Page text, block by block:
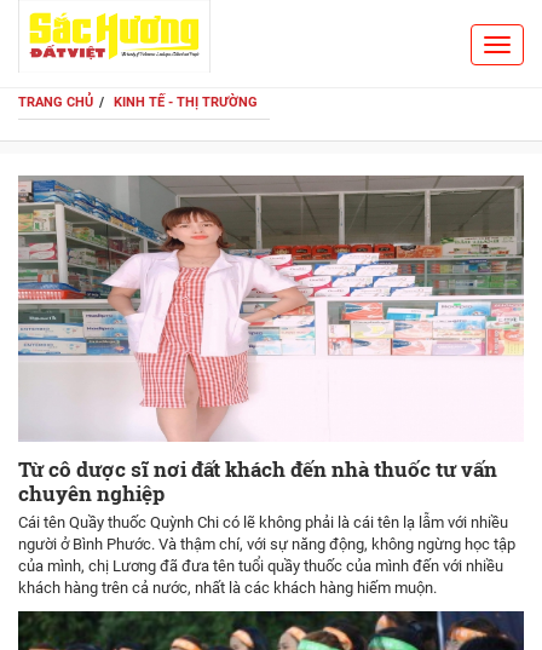
TRANG CHỦ KINH TẾ - THỊ TRƯỜNG
Từ cô dược sĩ nơi đất khách đến nhà thuốc tư vấn
chuyên nghiệp
Cái tên Quầy thuốc Quỳnh Chi có lẽ không phải là cái tên lạ lẫm với nhiều
người ở Bình Phước. Và thậm chí, với sự năng động, không ngừng học tập
của mình, chị Lương đã đưa tên tuổi quầy thuốc của mình đến với nhiều
khách hàng trên cả nước, nhất là các khách hàng hiếm muộn.